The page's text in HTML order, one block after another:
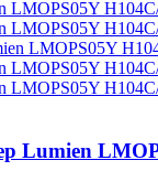
Lumien